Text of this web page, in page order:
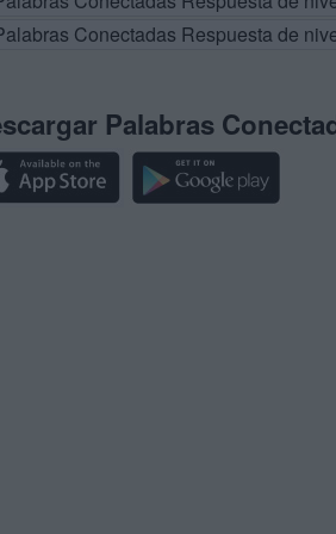
Conectadas Respuesta de
Palabras